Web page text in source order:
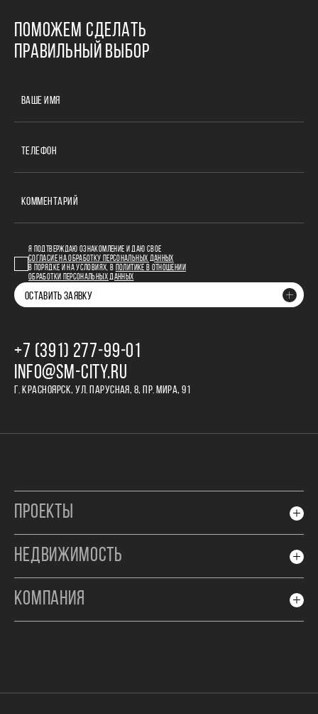
ПОМОЖЕМ СДЕЛАТЬ
ПРАВИЛЬНЫЙ ВЫБОР
ВАШЕ ИМЯ
ТЕЛЕФОН
КОММЕНТАРИЙ
Я ПОДТВЕРЖДАЮ ОЗНАКОМЛЕНИЕ И ДАЮ СВОЕ
СОГЛАСИЕ НА ОБРАБОТКУ ПЕРСОНАЛЬНЫХ ДАННЫХ
В ПОРЯДКЕ И НА УСЛОВИЯХ, В
ПОЛИТИКЕ В ОТНОШЕНИИ
ОБРАБОТКИ ПЕРСОНАЛЬНЫХ ДАННЫХ
ОСТАВИТЬ ЗАЯВКУ
+7 (391) 277‒99‒01
INFO@SM-CITY.RU
Г. КРАСНОЯРСК, УЛ. ПАРУСНАЯ, 8, ПР. МИРА, 91
ПРОЕКТЫ
НЕДВИЖИМОСТЬ
КОМПАНИЯ